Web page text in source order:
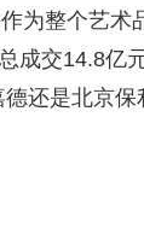
整个艺术
成交14.8亿
还是北京